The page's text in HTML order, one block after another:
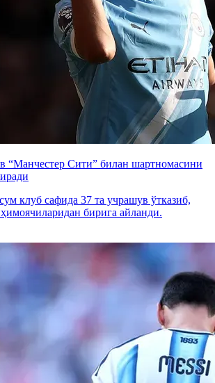
“Манчестер Сити” билан шартномасини
клуб сафида 37 та учрашув ўтказиб,
бирига айланди.